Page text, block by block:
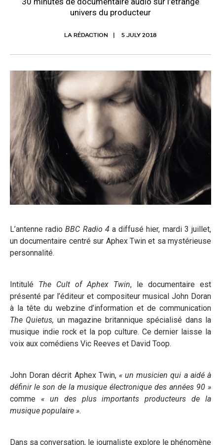
univers du producteur
LA RÉDACTION 5 JULY 2018
L’antenne radioBBC Radio 4a diffusé hier, mardi 3 juillet,
un documentaire centré sur Aphex Twin et sa mystérieuse
personnalité.
Intitulé The Cult of Aphex Twin, le documentaire est
présenté par l’éditeur et compositeur musical John Doran
à la tête du webzine d’information et de communication
The Quietus, un magazine britannique spécialisé dans la
musique indie rock et la pop culture. Ce dernier laisse la
voix aux comédiens Vic Reeves et David Toop.
John Doran décrit Aphex Twin, « un musicien qui a aidé à
définir le son de la musique électronique des années 90 »
comme « un des plus importants producteurs de la
musique populaire ».
Dans sa conversation, le journaliste explore le phénomène